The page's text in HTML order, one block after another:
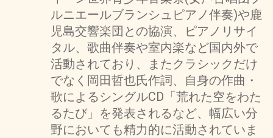
ルニエールブランシュピアノ伴奏)や鹿
児島交響楽団との協演、ピアノリサイ
タル、歌曲伴奏や室内楽など国内外で
活動されており、またクラシックだけ
でなく岡田哲也氏作詞、自身の作曲・
歌によるシングルCD「荒れた空をわた
るたび」を発表されるなど、幅広い分
野においても精力的に活動されていま